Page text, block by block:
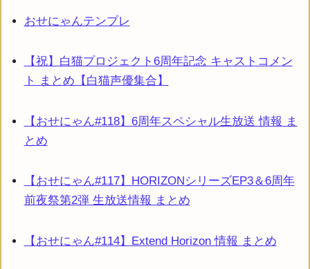
おせにゃんテンプレ
【祝】白猫プロジェクト6周年記念 キャストコメン
ト まとめ【白猫声優集合】
【おせにゃん#118】6周年スペシャル生放送 情報 ま
とめ
【おせにゃん#117】HORIZONシリーズEP3＆6周年
前夜祭第2弾 生放送情報 まとめ
【おせにゃん#114】Extend Horizon 情報 まとめ